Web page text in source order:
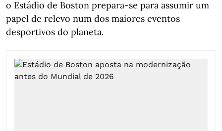
o Estádio de Boston prepara-se para assumir um
papel de relevo num dos maiores eventos
desportivos do planeta.